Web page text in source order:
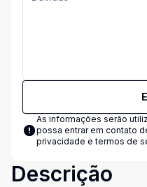
As informações serão
possa entrar em contato
privacidade e termos de
Descrição